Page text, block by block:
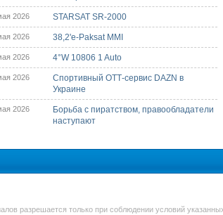
2026 STARSAT SR-2000
2026 38,2'e-Paksat MMI
2026 4°W 10806 1 Auto
2026
Спортивный ОТТ-сервис DAZN в
Украине
2026
Борьба с пиратством, правообладатели
наступают
разрешается только при соблюдении условий